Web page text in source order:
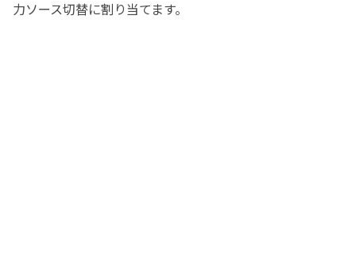
力ソース切替に割り当てます。